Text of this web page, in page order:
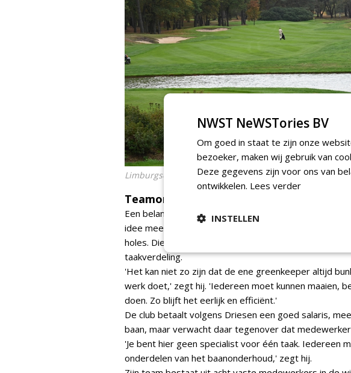
Limburgse Golf
Teamorganisatie: gelijke taken en
Een belangrijk onderdeel van Driesens aanpak is zijn
idee mee uit Schotland om iedere greenkeeper
holes. Die structuur zorgt voor meer betrokkenheid,
taakverdeling.
'Het kan niet zo zijn dat de ene greenkeeper altijd
werk doet,' zegt hij. 'Iedereen moet kunnen maaien,
doen. Zo blijft het eerlijk en efficiënt.'
De club betaalt volgens Driesen een goed salaris,
baan, maar verwacht daar tegenover dat
'Je bent hier geen specialist voor één taak. Iedereen
onderdelen van het baanonderhoud,' zegt hij.
NWST NeWSTories BV
Om goed in staat te zijn onze
bezoeker, maken wij gebruik van
Deze gegevens zijn voor ons van
ontwikkelen. Lees verder
INSTELLEN